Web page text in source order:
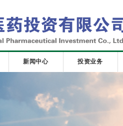
新闻中心 投资业务